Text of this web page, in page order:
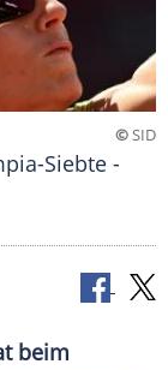
©SID
Siebte -
beim